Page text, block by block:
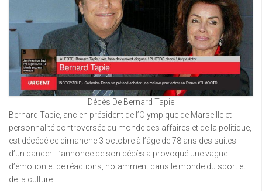
Décès De Bernard Tapie
Bernard Tapie, ancien président de l’Olympique de Marseille et
personnalité controversée du monde des affaires et de la politique,
est décédé ce dimanche 3 octobre à l’âge de 78 ans des suites
d’un cancer. L’annonce de son décès a provoqué une vague
d’émotion et de réactions, notamment dans le monde du sport et
de la culture.